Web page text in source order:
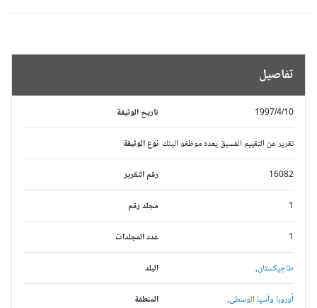
تفاصيل
تاريخ الوثيقة 1997/4/10
نوع الوثيقة تقرير عن التقييم المُسبق يعده موظفو البنك
رقم التقرير 16082
مجلد رقم
عدد المجلدات
البلد طاجيكستان,
المنطقة أوروبا وآسيا الوسطى,